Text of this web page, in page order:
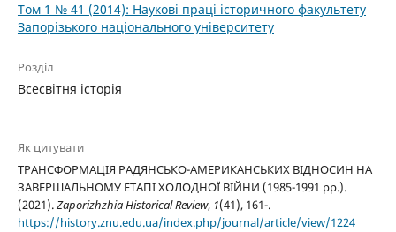
Том 1 № 41 (2014): Наукові праці історичного факультету
Запорізького національного університету
Розділ
Всесвітня історія
Як цитувати
ТРАНСФОРМАЦІЯ РАДЯНСЬКО-АМЕРИКАНСЬКИХ ВІДНОСИН НА
ЗАВЕРШАЛЬНОМУ ЕТАПІ ХОЛОДНОЇ ВІЙНИ (1985-1991 рр.).
(2021).Zaporizhzhia Historical Review, 1(41), 161-.
https://history.znu.edu.ua/index.php/journal/article/view/1224